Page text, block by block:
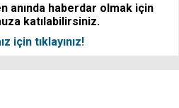
anında haberdar olmak için
katılabilirsiniz.
için tıklayınız!